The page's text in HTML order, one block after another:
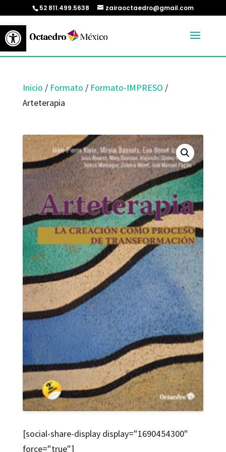
Abrir barra de herramientas
52 811.499.5638 zairaoctaedro@gmail.com
Inicio / Formato / Formato-IMPRESO /
Arteterapia
[social-share-display display="1690454300"
force="true"]